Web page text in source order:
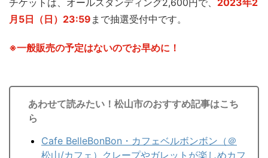
チケットは、オールスタンディング2,600円で、 2023年2
月5日（日）23:59 まで抽選受付中です。
※一般販売の予定はないのでお早めに！
あわせて読みたい！松山市のおすすめ記事はこち
ら
Cafe BelleBonBon・カフェベルボンボン（＠
松山/カフェ）クレープやガレットが楽しめカフ